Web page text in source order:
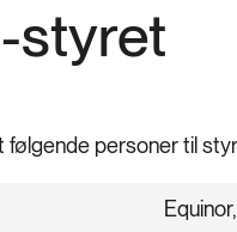
styret
følgende personer til